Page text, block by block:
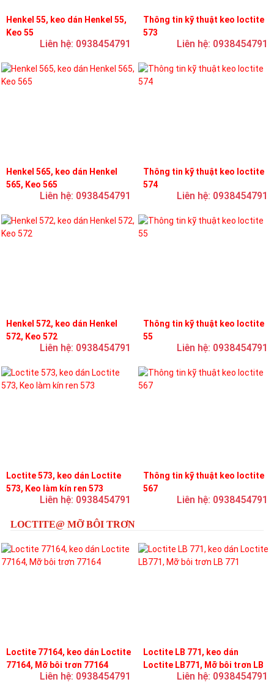
Henkel 55, keo dán Henkel 55,
Keo 55
Liên hệ: 0938454791
Thông tin kỹ thuật keo loctite
573
Liên hệ: 0938454791
Henkel 565, keo dán Henkel
565, Keo 565
Liên hệ: 0938454791
Thông tin kỹ thuật keo loctite
574
Liên hệ: 0938454791
Henkel 572, keo dán Henkel
572, Keo 572
Liên hệ: 0938454791
Thông tin kỹ thuật keo loctite
55
Liên hệ: 0938454791
Loctite 573, keo dán Loctite
573, Keo làm kín ren 573
Liên hệ: 0938454791
Thông tin kỹ thuật keo loctite
567
Liên hệ: 0938454791
LOCTITE@ MỠ BÔI TRƠN
Loctite 77164, keo dán Loctite
77164, Mỡ bôi trơn 77164
Liên hệ: 0938454791
Loctite LB 771, keo dán
Loctite LB771, Mỡ bôi trơn LB
Liên hệ: 0938454791